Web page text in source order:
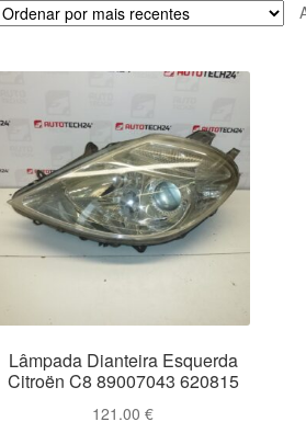
Lâmpada Dianteira Esquerda
Citroën C8 89007043 620815
121.00€